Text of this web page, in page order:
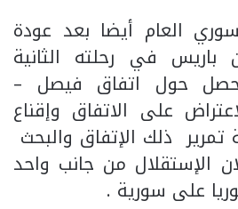
العام أيضا بعد عودة
في رحلته الثانية
حول اتفاق فيصل –
على الاتفاق وإقناع
ذلك الإتفاق والبحث
الإستقلال من جانب واحد
على سورية .